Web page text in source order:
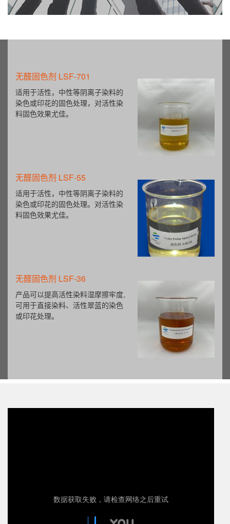
无醛固色剂 LSF-701
适用于活性，中性等阴离子染料的
染色或印花的固色处理，对活性染
料固色效果尤佳。
无醛固色剂 LSF-55
适用于活性，中性等阴离子染料的
染色或印花的固色处理。对活性染
料固色效果尤佳。
无醛固色剂 LSF-36
产品可以提高活性染料湿摩擦牢度,
可用于直接染料、活性翠蓝的染色
或印花处理。